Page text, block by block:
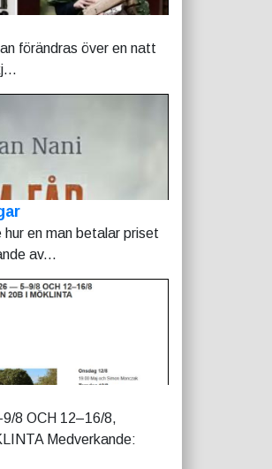
förändras över en natt
en man betalar priset
av...
8 OCH 12–16/8,
Medverkande: